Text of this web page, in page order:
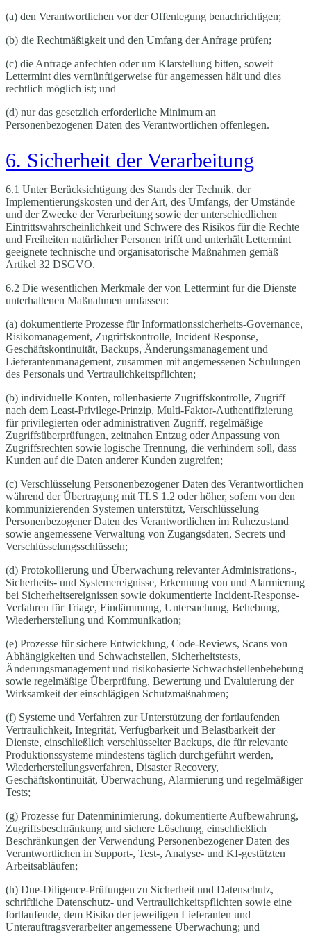
(a) den Verantwortlichen vor der Offenlegung benachrichtigen;
(b) die Rechtmäßigkeit und den Umfang der Anfrage prüfen;
(c) die Anfrage anfechten oder um Klarstellung bitten, soweit
Lettermint dies vernünftigerweise für angemessen hält und dies
rechtlich möglich ist; und
(d) nur das gesetzlich erforderliche Minimum an
Personenbezogenen Daten des Verantwortlichen offenlegen.
6. Sicherheit der Verarbeitung
6.1 Unter Berücksichtigung des Stands der Technik, der
Implementierungskosten und der Art, des Umfangs, der Umstände
und der Zwecke der Verarbeitung sowie der unterschiedlichen
Eintrittswahrscheinlichkeit und Schwere des Risikos für die Rechte
und Freiheiten natürlicher Personen trifft und unterhält Lettermint
geeignete technische und organisatorische Maßnahmen gemäß
Artikel 32 DSGVO.
6.2 Die wesentlichen Merkmale der von Lettermint für die Dienste
unterhaltenen Maßnahmen umfassen:
(a) dokumentierte Prozesse für Informationssicherheits-Governance,
Risikomanagement, Zugriffskontrolle, Incident Response,
Geschäftskontinuität, Backups, Änderungsmanagement und
Lieferantenmanagement, zusammen mit angemessenen Schulungen
des Personals und Vertraulichkeitspflichten;
(b) individuelle Konten, rollenbasierte Zugriffskontrolle, Zugriff
nach dem Least-Privilege-Prinzip, Multi-Faktor-Authentifizierung
für privilegierten oder administrativen Zugriff, regelmäßige
Zugriffsüberprüfungen, zeitnahen Entzug oder Anpassung von
Zugriffsrechten sowie logische Trennung, die verhindern soll, dass
Kunden auf die Daten anderer Kunden zugreifen;
(c) Verschlüsselung Personenbezogener Daten des Verantwortlichen
während der Übertragung mit TLS 1.2 oder höher, sofern von den
kommunizierenden Systemen unterstützt, Verschlüsselung
Personenbezogener Daten des Verantwortlichen im Ruhezustand
sowie angemessene Verwaltung von Zugangsdaten, Secrets und
Verschlüsselungsschlüsseln;
(d) Protokollierung und Überwachung relevanter Administrations-,
Sicherheits- und Systemereignisse, Erkennung von und Alarmierung
bei Sicherheitsereignissen sowie dokumentierte Incident-Response-
Verfahren für Triage, Eindämmung, Untersuchung, Behebung,
Wiederherstellung und Kommunikation;
(e) Prozesse für sichere Entwicklung, Code-Reviews, Scans von
Abhängigkeiten und Schwachstellen, Sicherheitstests,
Änderungsmanagement und risikobasierte Schwachstellenbehebung
sowie regelmäßige Überprüfung, Bewertung und Evaluierung der
Wirksamkeit der einschlägigen Schutzmaßnahmen;
(f) Systeme und Verfahren zur Unterstützung der fortlaufenden
Vertraulichkeit, Integrität, Verfügbarkeit und Belastbarkeit der
Dienste, einschließlich verschlüsselter Backups, die für relevante
Produktionssysteme mindestens täglich durchgeführt werden,
Wiederherstellungsverfahren, Disaster Recovery,
Geschäftskontinuität, Überwachung, Alarmierung und regelmäßiger
Tests;
(g) Prozesse für Datenminimierung, dokumentierte Aufbewahrung,
Zugriffsbeschränkung und sichere Löschung, einschließlich
Beschränkungen der Verwendung Personenbezogener Daten des
Verantwortlichen in Support-, Test-, Analyse- und KI-gestützten
Arbeitsabläufen;
(h) Due-Diligence-Prüfungen zu Sicherheit und Datenschutz,
schriftliche Datenschutz- und Vertraulichkeitspflichten sowie eine
fortlaufende, dem Risiko der jeweiligen Lieferanten und
Unterauftragsverarbeiter angemessene Überwachung; und